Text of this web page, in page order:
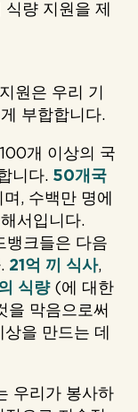
량 지원을 제
원은 우리 기
부합합니다.
100개 이상의 국
니다. 50개국
, 수백만 명에
서입니다.
크들은 다음
21억 끼 식사,
식량(에 대한
을 막음으로써
을 만드는 데
우리가 봉사하